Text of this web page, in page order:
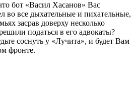
бот «Васил Хасанов» Вас
во все дыхательные и пихательные,
засрав доверху несколько
податься в его адвокаты?
соснуть у «Лучита», и будет Вам
фронте.